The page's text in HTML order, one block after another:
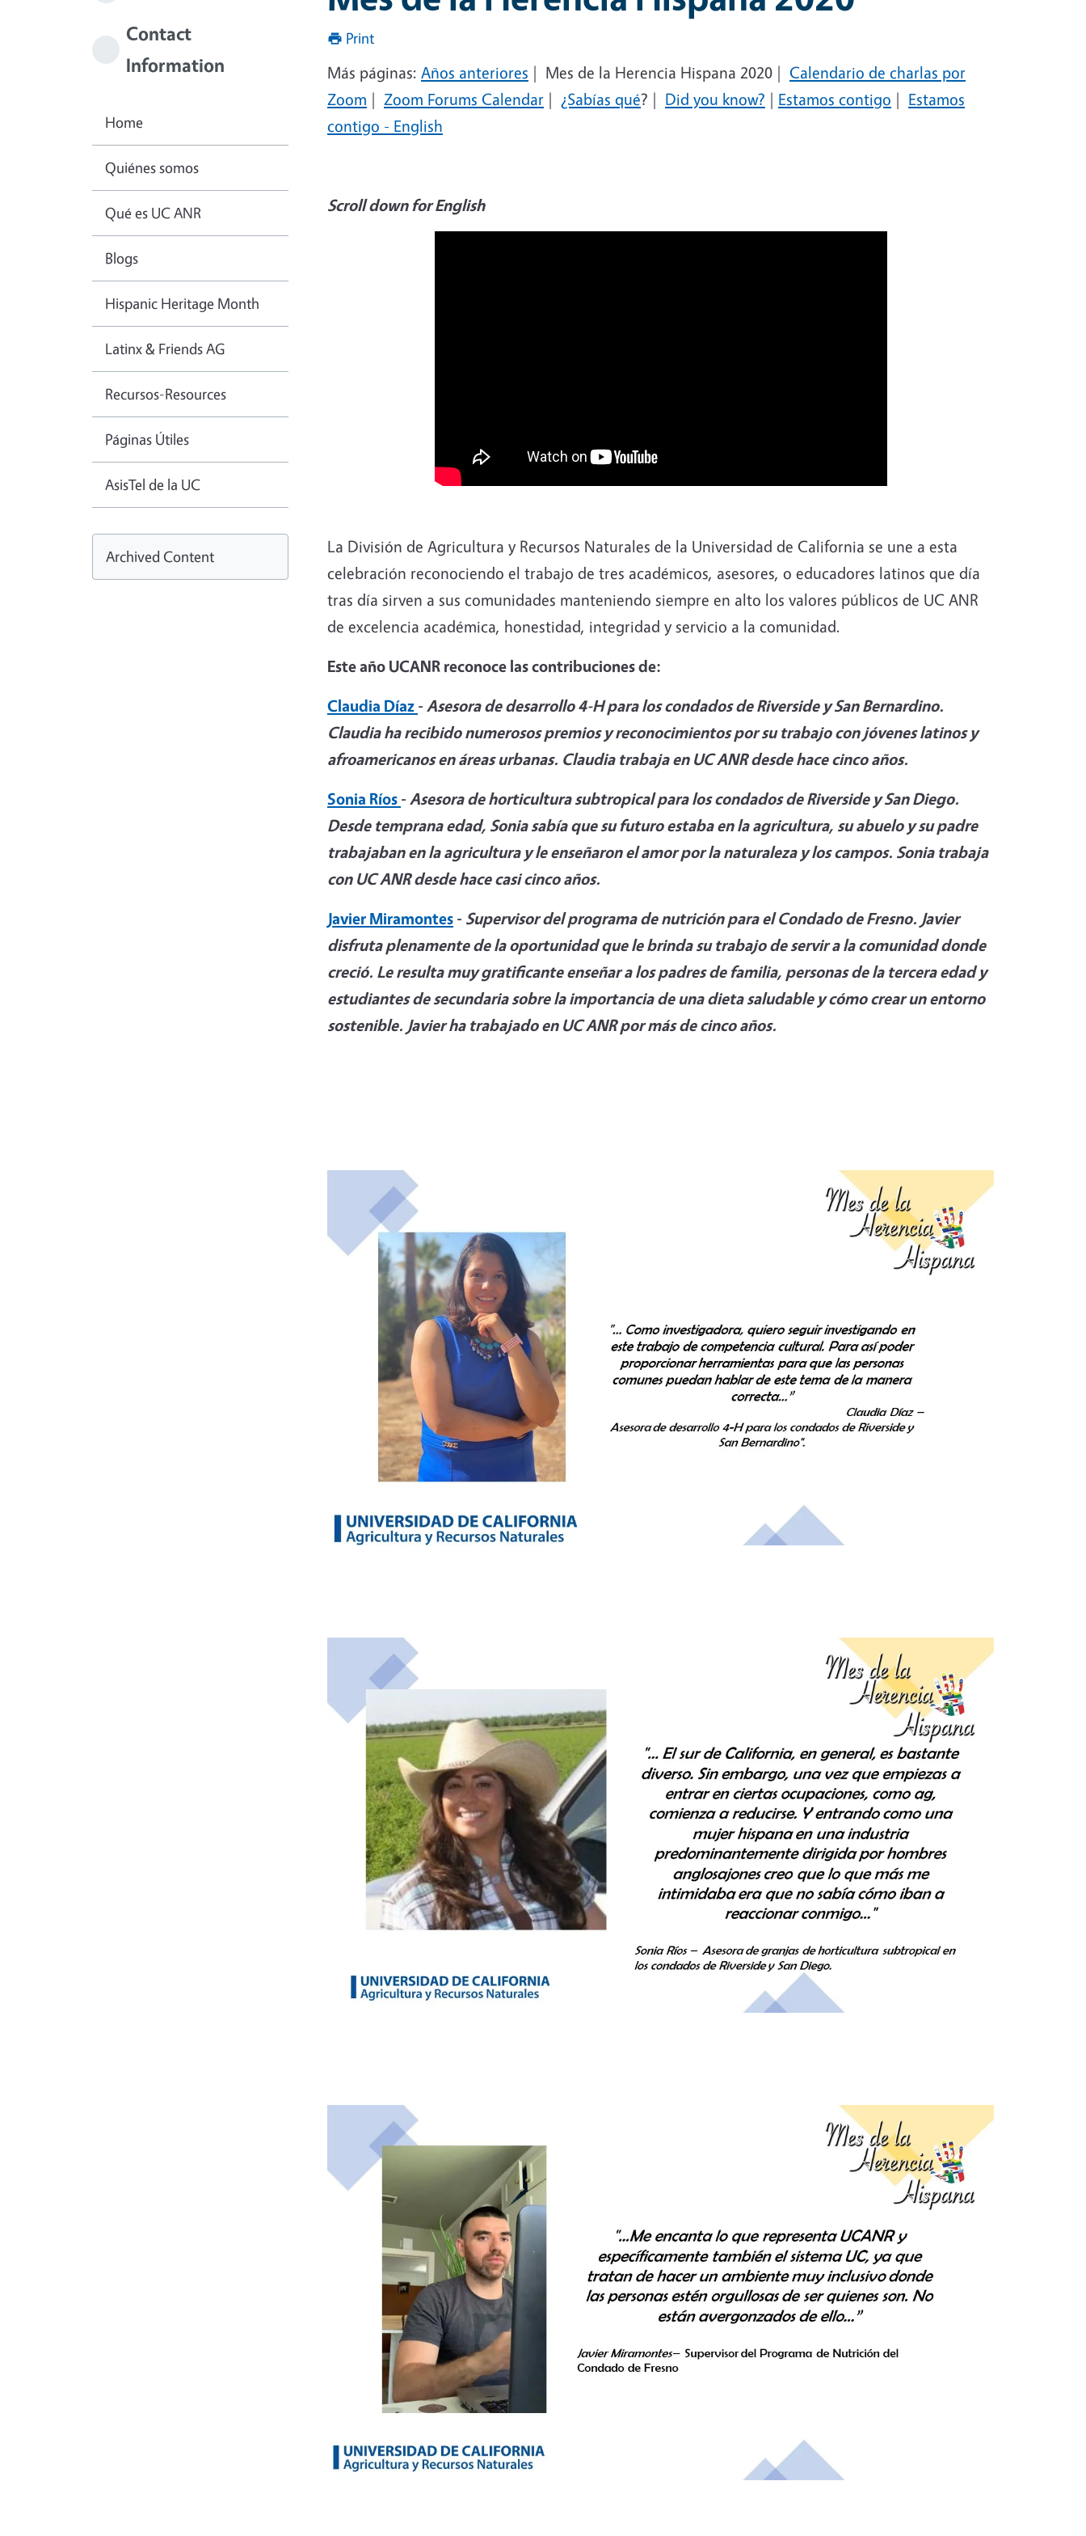
Print
Más páginas: Años anteriores | Mes de la Herencia Hispana 2020 | Calendario de charlas por
Zoom | Zoom Forums Calendar | ¿Sabías qué? | Did you know? | Estamos contigo | Estamos
contigo - English
Scroll down for English
La División de Agricultura y Recursos Naturales de la Universidad de California se une a esta
celebración reconociendo el trabajo de tres académicos, asesores, o educadores latinos que día
tras día sirven a sus comunidades manteniendo siempre en alto los valores públicos de UC ANR
de excelencia académica, honestidad, integridad y servicio a la comunidad.
Este año UCANR reconoce las contribuciones de:
Claudia Díaz - Asesora de desarrollo 4-H para los condados de Riverside y San Bernardino.
Claudia ha recibido numerosos premios y reconocimientos por su trabajo con jóvenes latinos y
afroamericanos en áreas urbanas. Claudia trabaja en UC ANR desde hace cinco años.
Sonia Ríos - Asesora de horticultura subtropical para los condados de Riverside y San Diego.
Desde temprana edad, Sonia sabía que su futuro estaba en la agricultura, su abuelo y su padre
trabajaban en la agricultura y le enseñaron el amor por la naturaleza y los campos. Sonia trabaja
con UC ANR desde hace casi cinco años.
Javier Miramontes - Supervisor del programa de nutrición para el Condado de Fresno. Javier
disfruta plenamente de la oportunidad que le brinda su trabajo de servir a la comunidad donde
creció. Le resulta muy gratificante enseñar a los padres de familia, personas de la tercera edad y
estudiantes de secundaria sobre la importancia de una dieta saludable y cómo crear un entorno
sostenible. Javier ha trabajado en UCANR por más de cinco años.
Contact
Information
Home
Quiénes somos
Qué es UC ANR
Blogs
Hispanic Heritage Month
Latinx & Friends AG
Recursos-Resources
Páginas Útiles
AsisTel de la UC
Archived Content